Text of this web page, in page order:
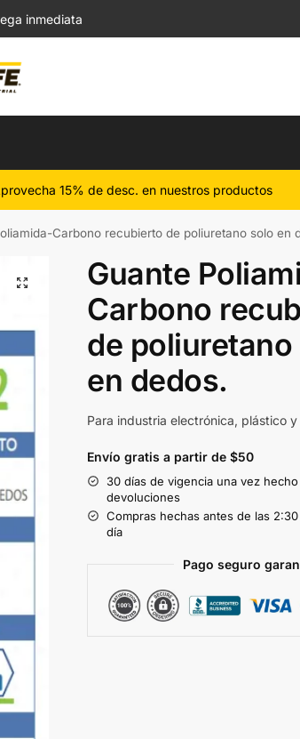
inmediata
15% de desc. en nuestros productos
Carbono recubierto de poliuretano solo en
Guante
Carbono
de poliuretano
en dedos.
Para industria electrónica, plástico
Envío gratis a partir de $50
30 días de vigencia una vez
devoluciones
Compras hechas antes de las
día
Pago seguro